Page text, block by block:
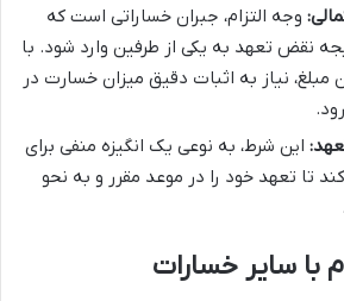
وجه التزام، جبران خساراتی است که
نقض تعهد به یکی از طرفین وارد شود. با
نیاز به اثبات دقیق میزان خسارت در
این شرط، به نوعی یک انگیزه منفی برای
تا تعهد خود را در موعد مقرر و به نحو
با سایر خسارات